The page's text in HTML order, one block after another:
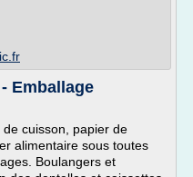
Emballage
cuisson, papier de
alimentaire sous toutes
Boulangers et